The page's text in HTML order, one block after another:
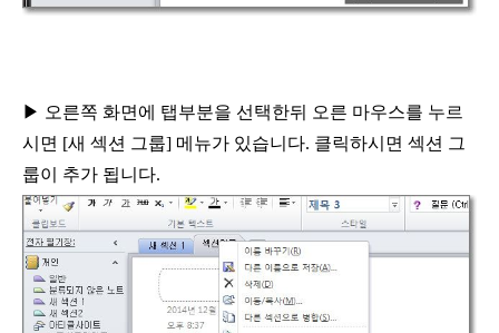
▶ 오른쪽 화면에 탭부분을 선택한뒤 오른 마우스를 누르
시면 [새 섹션 그룹] 메뉴가 있습니다. 클릭하시면 섹션 그
룹이 추가 됩니다.